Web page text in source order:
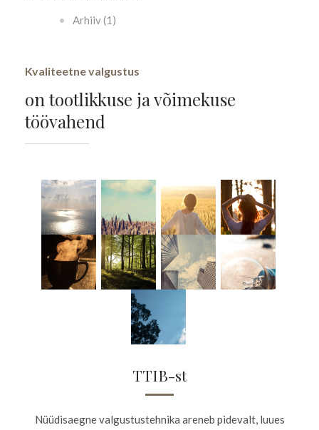
Arhiiv (1)
Kvaliteetne valgustus
on tootlikkuse ja võimekuse
töövahend
TTIB-st
Nüüdisaegne valgustustehnika areneb pidevalt, luues